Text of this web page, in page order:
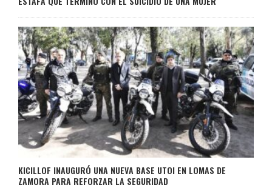
KICILLOF INAUGURÓ UNA NUEVA BASE UTOI EN LOMAS DE
ZAMORA PARA REFORZAR LA SEGURIDAD